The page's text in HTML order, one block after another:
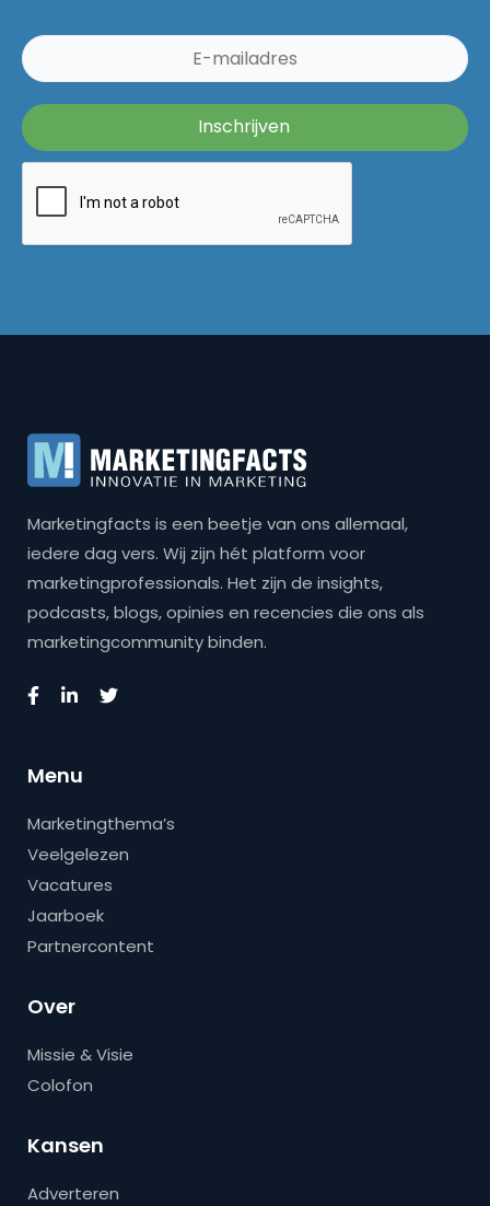
Marketingfacts is een beetje van ons allemaal,
iedere dag vers. Wij zijn hét platform voor
marketingprofessionals. Het zijn de insights,
podcasts, blogs, opinies en recencies die ons als
marketingcommunity binden.
Menu
Marketingthema’s
Veelgelezen
Vacatures
Jaarboek
Partnercontent
Over
Missie & Visie
Colofon
Kansen
Adverteren